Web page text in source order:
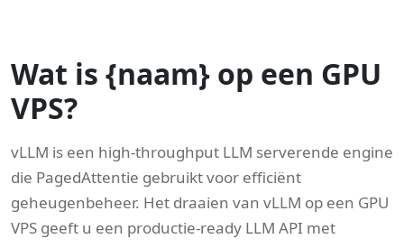
Wat is {naam} op een GPU
VPS?
vLLM is een high-throughput LLM serverende engine
die PagedAttentie gebruikt voor efficiënt
geheugenbeheer. Het draaien van vLLM op een GPU
VPS geeft u een productie-ready LLM API met